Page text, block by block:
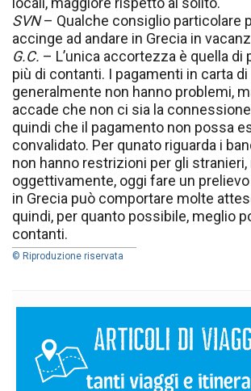
SVN– Qualche consiglio particolare
accinge ad andare in Grecia in
G.C. – L’unica accortezza è quella di
più di contanti. I pagamenti in carta
generalmente non hanno problemi,
accade che non ci sia la
quindi che il pagamento non possa
convalidato. Per qunato riguarda i
non hanno restrizioni per gli stranieri,
oggettivamente, oggi fare un
in Grecia può comportare molte
quindi, per quanto possibile, meglio
contanti.
© Riproduzione riservata